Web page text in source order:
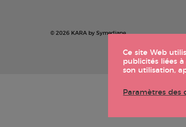
© 2026 KARA by Symediane
Ce site Web
publicités liées
son utilisation,
Paramètres des